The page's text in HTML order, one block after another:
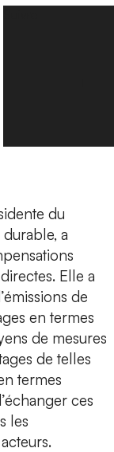
du
a
Elle a
de
en termes
de mesures
de telles
termes
ces
les